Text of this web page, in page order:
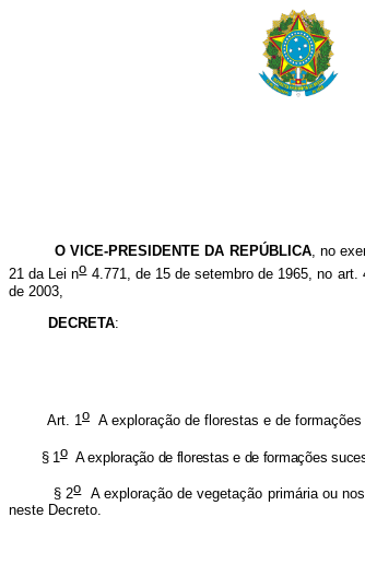
O VICE-PRESIDENTE DA REPÚBLICA, no
21 da Lei no4.771, de 15 de setembro de 1965, no art.
de 2003,
DECRETA:
Art. 1o A exploração de florestas e de
1oA exploração de florestas e de formações
2oA exploração de vegetação primária ou
neste Decreto.